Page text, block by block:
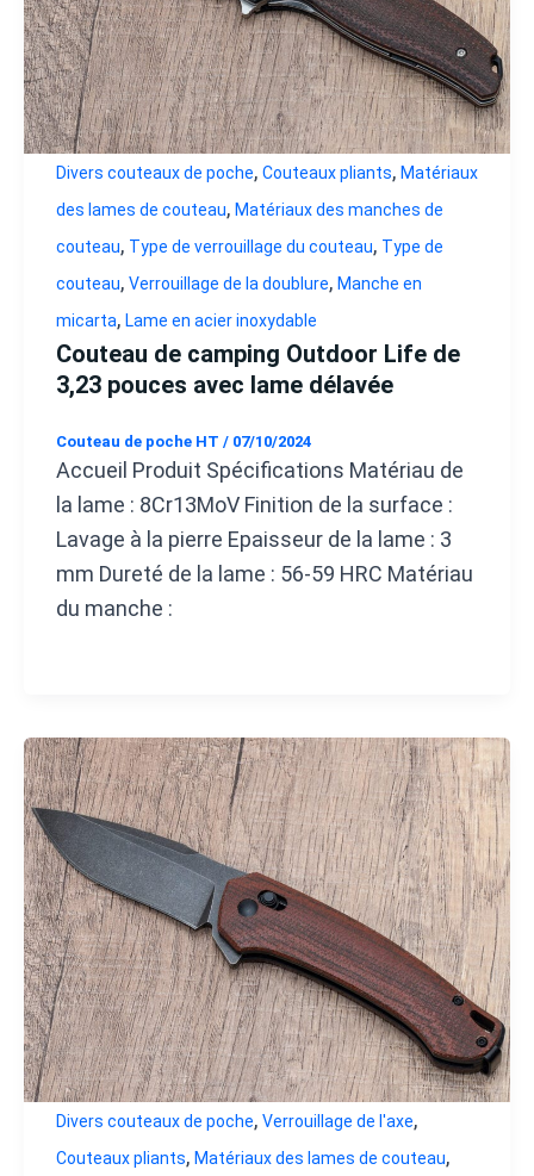
Divers couteaux de poche, Couteaux pliants, Matériaux
des lames de couteau, Matériaux des manches de
couteau, Type de verrouillage du couteau, Type de
couteau, Verrouillage de la doublure, Manche en
micarta, Lame en acier inoxydable
Couteau de camping Outdoor Life de
3,23 pouces avec lame délavée
Couteau de poche HT / 07/10/2024
Accueil Produit Spécifications Matériau de
la lame : 8Cr13MoV Finition de la surface :
Lavage à la pierre Epaisseur de la lame : 3
mm Dureté de la lame : 56-59 HRC Matériau
du manche :
Divers couteaux de poche, Verrouillage de l'axe,
Couteaux pliants, Matériaux des lames de couteau,